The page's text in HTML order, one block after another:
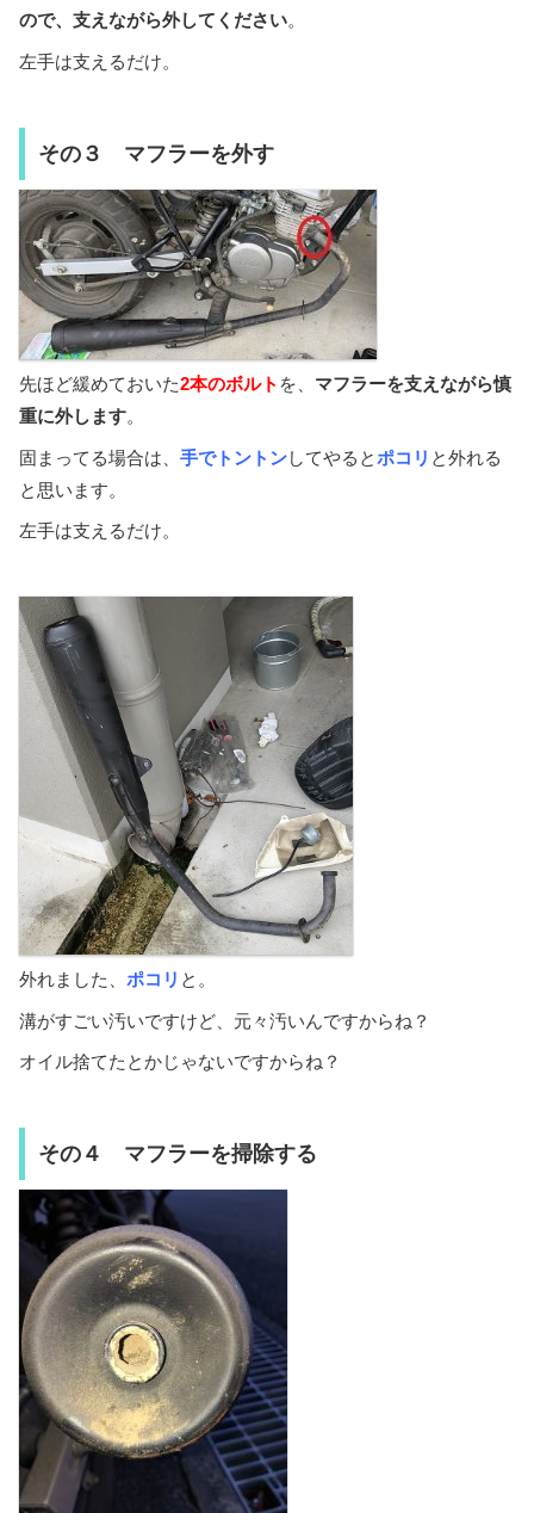
ので、支えながら外してください。
左手は支えるだけ。
その３ マフラーを外す
先ほど緩めておいた2本のボルト を、 マフラーを支えながら慎
重に外します。
固まってる場合は、 手でトントンしてやるとポコリ と外れる
と思います。
左手は支えるだけ。
外れました、 ポコリ と。
溝がすごい汚いですけど、元々汚いんですからね？
オイル捨てたとかじゃないですからね？
その４ マフラーを掃除する